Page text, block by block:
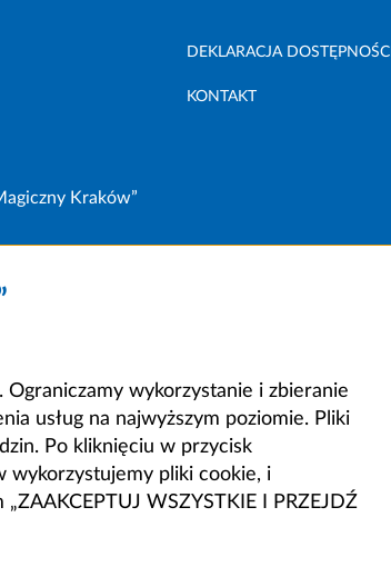
DEKLARACJA DOSTĘPNOŚCI
KONTAKT
Kraków”
wykorzystanie i zbieranie
usług na najwyższym poziomie. Pliki
Po kliknięciu w przycisk
wykorzystujemy pliki cookie, i
WSZYSTKIE I PRZEJDŹ